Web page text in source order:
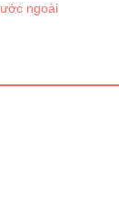
ngoài